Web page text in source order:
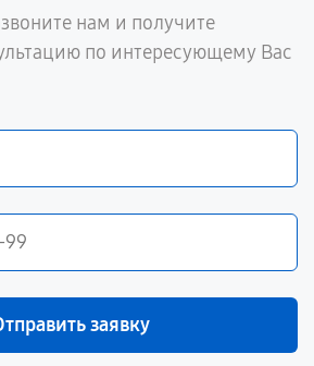
нам и получите
по интересующему Вас
заявку